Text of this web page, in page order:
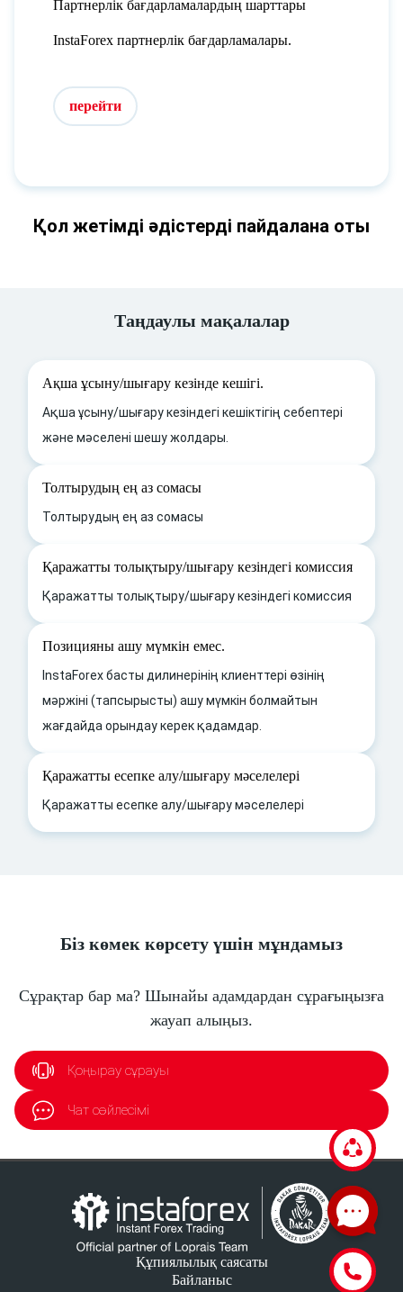
Партнерлік бағдарламалардың шарттары
InstaForex партнерлік бағдарламалары.
перейти
Қол жетімді әдістерді пайдалана оты
Таңдаулы мақалалар
Ақша ұсыну/шығару кезінде кешігі.
Ақша ұсыну/шығару кезіндегі кешіктігің себептері
және мәселені шешу жолдары.
Толтырудың ең аз сомасы
Толтырудың ең аз сомасы
Қаражатты толықтыру/шығару кезіндегі комиссия
Қаражатты толықтыру/шығару кезіндегі комиссия
Позицияны ашу мүмкін емес.
InstaForex басты дилинерінің клиенттері өзінің
мәржіні (тапсырысты) ашу мүмкін болмайтын
жағдайда орындау керек қадамдар.
Қаражатты есепке алу/шығару мәселелері
Қаражатты есепке алу/шығару мәселелері
Біз көмек көрсету үшін мұндамыз
Сұрақтар бар ма? Шынайы адамдардан сұрағыңызға
жауап алыңыз.
Қоңырау сұрауы
Чат сөйлесімі
Құпиялылық саясаты
Байланыс